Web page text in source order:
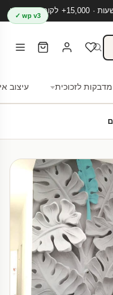
מדבקות לזכוכית עיצוב
wp v3 ✓